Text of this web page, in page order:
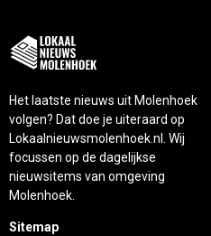
Het laatste nieuws uit Molenhoek
volgen? Dat doe je uiteraard op
Lokaalnieuwsmolenhoek.nl. Wij
focussen op de dagelijkse
nieuwsitems van omgeving
Molenhoek.
Sitemap